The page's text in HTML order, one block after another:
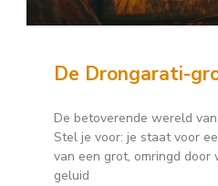
De Drongarati-
De betoverende wereld
Stel je voor: je staat voor
van een grot, omringd
geluid